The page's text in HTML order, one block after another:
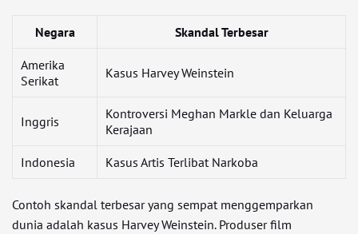
Negara Skandal Terbesar
Amerika
Serikat
Kasus Harvey Weinstein
Inggris
Kontroversi Meghan Markle dan Keluarga
Kerajaan
Indonesia Kasus Artis Terlibat Narkoba
Contoh skandal terbesar yang sempat menggemparkan
dunia adalah kasus Harvey Weinstein. Produser film